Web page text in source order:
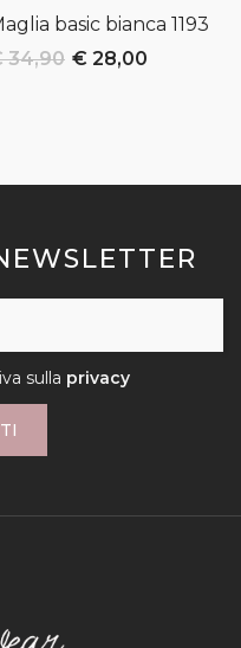
basic bianca 1193
34,90 € 28,00
sulla privacy